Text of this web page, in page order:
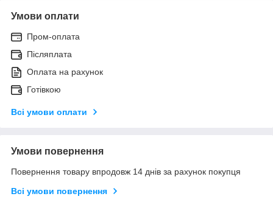
Умови оплати
Пром-оплата
Післяплата
Оплата на рахунок
Готівкою
Всі умови оплати
Умови повернення
Повернення товару впродовж 14 днів за рахунок покупця
Всі умови повернення